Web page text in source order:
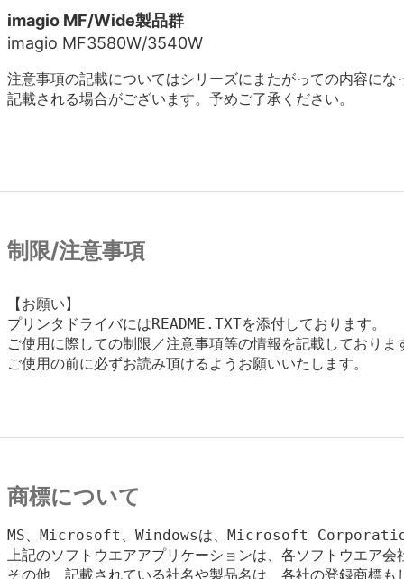
imagio MF/Wide製品群
imagio MF3580W/3540W
注意事項の記載についてはシリーズにまたがっての内容に
記載される場合がございます。予めご了承ください。
制限/注意事項
【お願い】
プリンタドライバにはREADME.TXTを添付しております。
ご使用に際しての制限／注意事項等の情報を記載しておりま
ご使用の前に必ずお読み頂けるようお願いいたします。
商標について
MS、Microsoft、Windowsは、Microsoft Corporation
上記のソフトウエアアプリケーションは、各ソフトウエア会
その他、記載されている社名や製品名は、各社の登録商標も